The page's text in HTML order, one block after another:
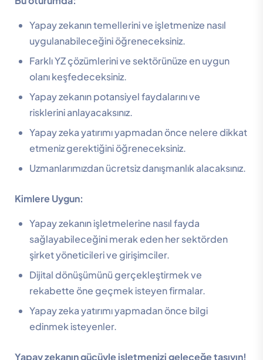
Yapay zekanın temellerini ve işletmenize nasıl
uygulanabileceğini öğreneceksiniz.
Farklı YZ çözümlerini ve sektörünüze en uygun
olanı keşfedeceksiniz.
Yapay zekanın potansiyel faydalarını ve
risklerini anlayacaksınız.
Yapay zeka yatırımı yapmadan önce nelere dikkat
etmeniz gerektiğini öğreneceksiniz.
Uzmanlarımızdan ücretsiz danışmanlık alacaksınız.
Kimlere Uygun:
Yapay zekanın işletmelerine nasıl fayda
sağlayabileceğini merak eden her sektörden
şirket yöneticileri ve girişimciler.
Dijital dönüşümünü gerçekleştirmek ve
rekabette öne geçmek isteyen firmalar.
Yapay zeka yatırımı yapmadan önce bilgi
edinmek isteyenler.
Yapay zekanın gücüyle işletmenizi geleceğe taşıyın!